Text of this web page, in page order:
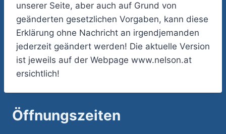
unserer Seite, aber auch auf Grund von
geänderten gesetzlichen Vorgaben, kann diese
Erklärung ohne Nachricht an irgendjemanden
jederzeit geändert werden! Die aktuelle Version
ist jeweils auf der Webpage www.nelson.at
ersichtlich!
Öffnungszeiten